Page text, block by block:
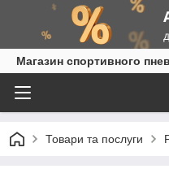
Магазин спортивного
Товари та послуги